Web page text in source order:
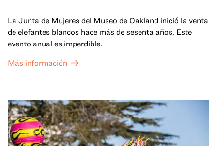
La Junta de Mujeres del Museo de Oakland inició la venta
de elefantes blancos hace más de sesenta años. Este
evento anual es imperdible.
Más información